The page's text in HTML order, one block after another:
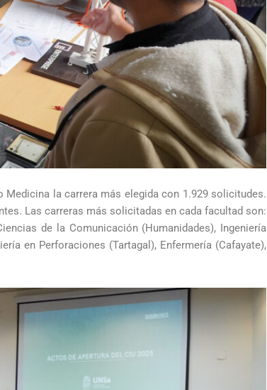
Medicina la carrera más elegida con 1.929 solicitudes.
Las carreras más solicitadas en cada facultad son:
de la Comunicación (Humanidades), Ingeniería
en Perforaciones (Tartagal), Enfermería (Cafayate),